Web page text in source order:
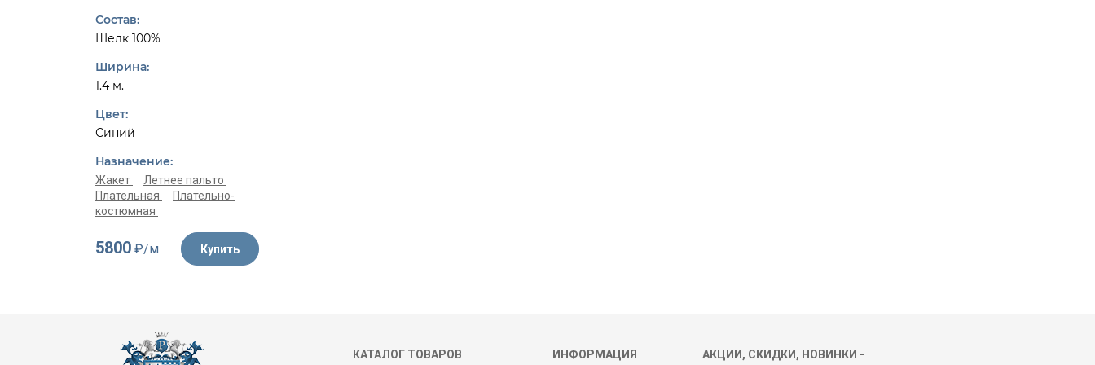
Состав:
Шелк 100%
Ширина:
1.4 м.
Цвет:
Синий
Назначение:
Жакет
Летнее пальто
Плательная
Плательно-
костюмная
5800 ₽/м Купить
КАТАЛОГ ТОВАРОВ ИНФОРМАЦИЯ
АКЦИИ, СКИДКИ, НОВИНКИ -